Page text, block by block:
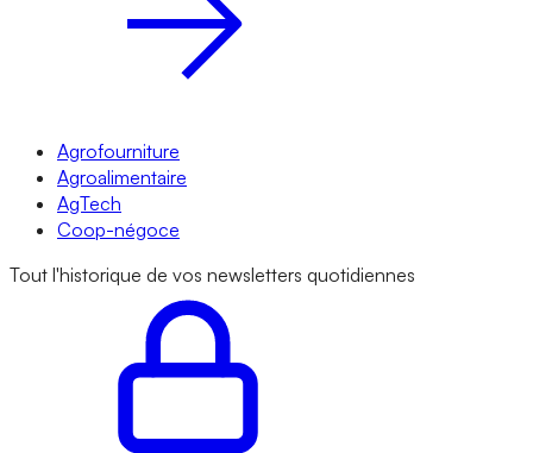
Agrofourniture
Agroalimentaire
AgTech
Coop-négoce
Tout l'historique de vos newsletters quotidiennes